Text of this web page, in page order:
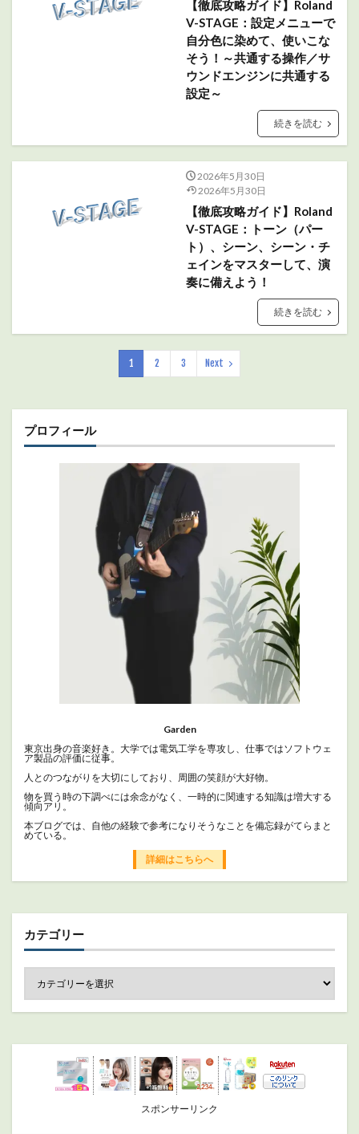
【徹底攻略ガイド】Roland
V-STAGE：設定メニューで
自分色に染めて、使いこな
そう！～共通する操作／サ
ウンドエンジンに共通する
設定～
続きを読む
2026年5月30日
2026年5月30日
【徹底攻略ガイド】Roland
V-STAGE：トーン（パー
ト）、シーン、シーン・チ
ェインをマスターして、演
奏に備えよう！
続きを読む
1 2 3 Next
プロフィール
Garden
東京出身の音楽好き。大学では電気工学を専攻し、仕事ではソフトウェ
ア製品の評価に従事。
人とのつながりを大切にしており、周囲の笑顔が大好物。
物を買う時の下調べには余念がなく、一時的に関連する知識は増大する
傾向アリ。
本ブログでは、自他の経験で参考になりそうなことを備忘録がてらまと
めている。
詳細はこちらへ
カテゴリー
スポンサーリンク